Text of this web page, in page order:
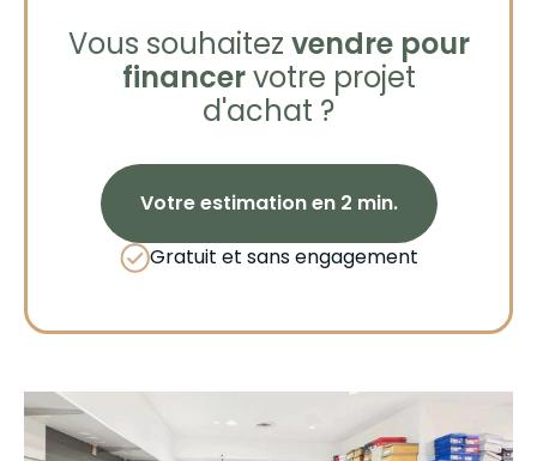
Vous souhaitez vendre pour
financervotre projet
d'achat ?
Votre estimation en 2 min.
Gratuit et sans engagement